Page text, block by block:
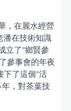
，在麗水經營
潘在技術知識
立了“鄉賢參
參事會的年夜
下了這個“活
，對茶葉技